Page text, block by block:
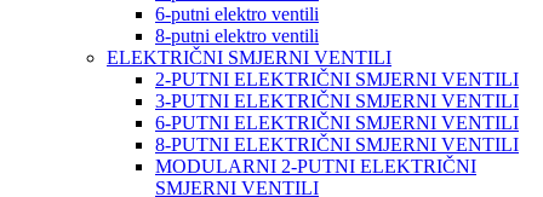
6-putni elektro ventili
8-putni elektro ventili
ELEKTRIČNI SMJERNI VENTILI
2-PUTNI ELEKTRIČNI SMJERNI VENTILI
3-PUTNI ELEKTRIČNI SMJERNI VENTILI
6-PUTNI ELEKTRIČNI SMJERNI VENTILI
8-PUTNI ELEKTRIČNI SMJERNI VENTILI
MODULARNI 2-PUTNI ELEKTRIČNI
SMJERNI VENTILI